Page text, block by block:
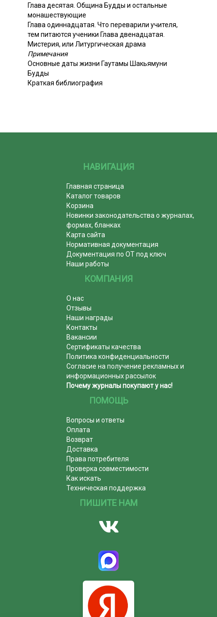
Глава десятая. Община Будды и остальные
монашествующие
Глава одиннадцатая. Что переварили учителя,
тем питаются ученики Глава двенадцатая.
Мистерия, или Литургическая драма
Примечания
Основные даты жизни Гаутамы Шакьямуни
Будды
Краткая библиография
НАВИГАЦИЯ
Главная страница
Каталог товаров
Корзина
Новинки законодательства о журналах,
формах, бланках
Карта сайта
Нормативная документация
Документация по ОТ под ключ
Наши работы
КОМПАНИЯ
О нас
Отзывы
Наши награды
Контакты
Вакансии
Сертификаты качества
Политика конфиденциальности
Согласие на получение рекламных и
информационных рассылок
Почему журналы покупают у нас!
ПОМОЩЬ
Вопросы и ответы
Оплата
Возврат
Доставка
Права потребителя
Проверка совместимости
Как искать
Техническая поддержка
ПИШИТЕ НАМ